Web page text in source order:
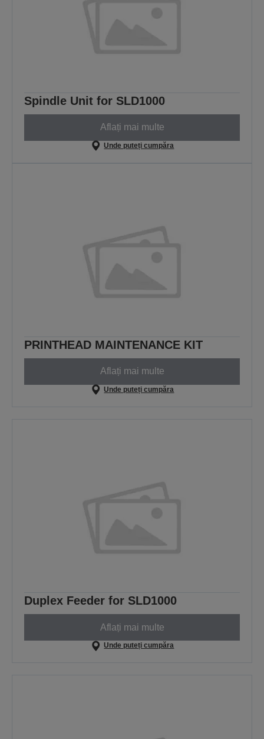
Spindle Unit for SLD1000
Aflați mai multe
Unde puteți cumpăra
PRINTHEAD MAINTENANCE KIT
Aflați mai multe
Unde puteți cumpăra
Duplex Feeder for SLD1000
Aflați mai multe
Unde puteți cumpăra